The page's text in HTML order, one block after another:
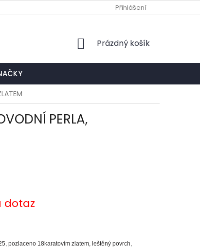
EXPEDIČNÍ A KONTAKTNÍ MÍSTO
Přihlášení
NÁKUPNÍ
Prázdný košík
PERLA,
dotaz
pozlaceno 18karatovím zlatem, leštěný povrch,